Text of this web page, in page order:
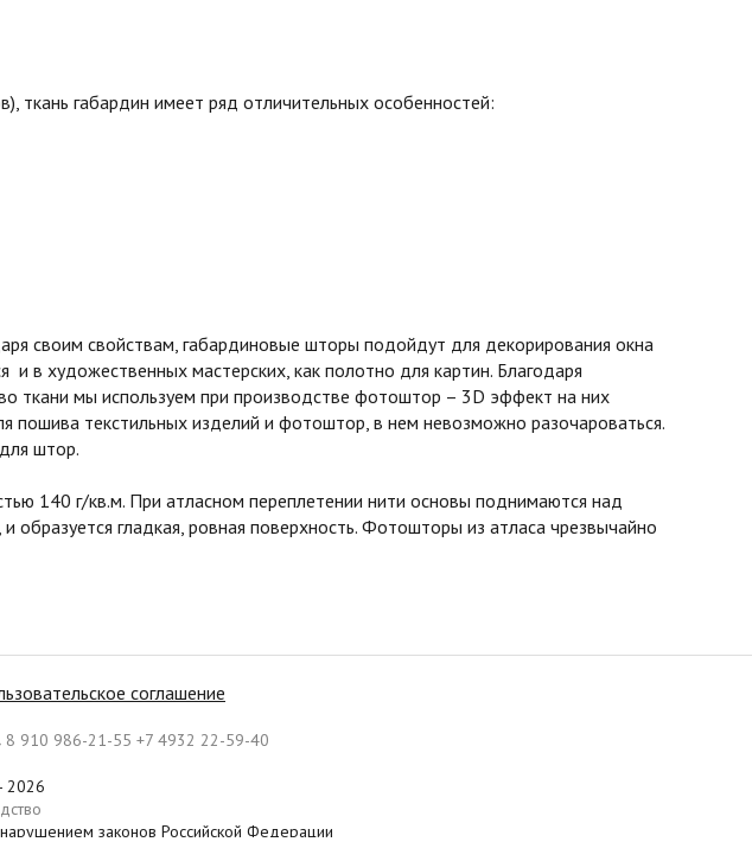
ткань габардин имеет ряд отличительных особенностей:
своим свойствам, габардиновые шторы подойдут для декорирования окна
и в художественных мастерских, как полотно для картин. Благодаря
ткани мы используем при производстве фотоштор – 3D эффект на них
текстильных изделий и фотоштор, в нем невозможно разочароваться.
штор.
140 г/кв.м. При атласном переплетении нити основы поднимаются над
образуется гладкая, ровная поверхность. Фотошторы из атласа чрезвычайно
соглашение
8 910 986-21-55 +7 4932 22-59-40
2026
законов Российской Федерации